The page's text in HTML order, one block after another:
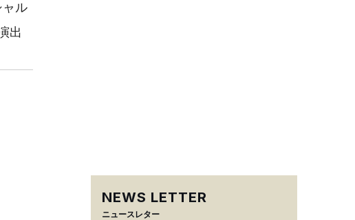
ル
出
NEWS LETTER
ニュースレター